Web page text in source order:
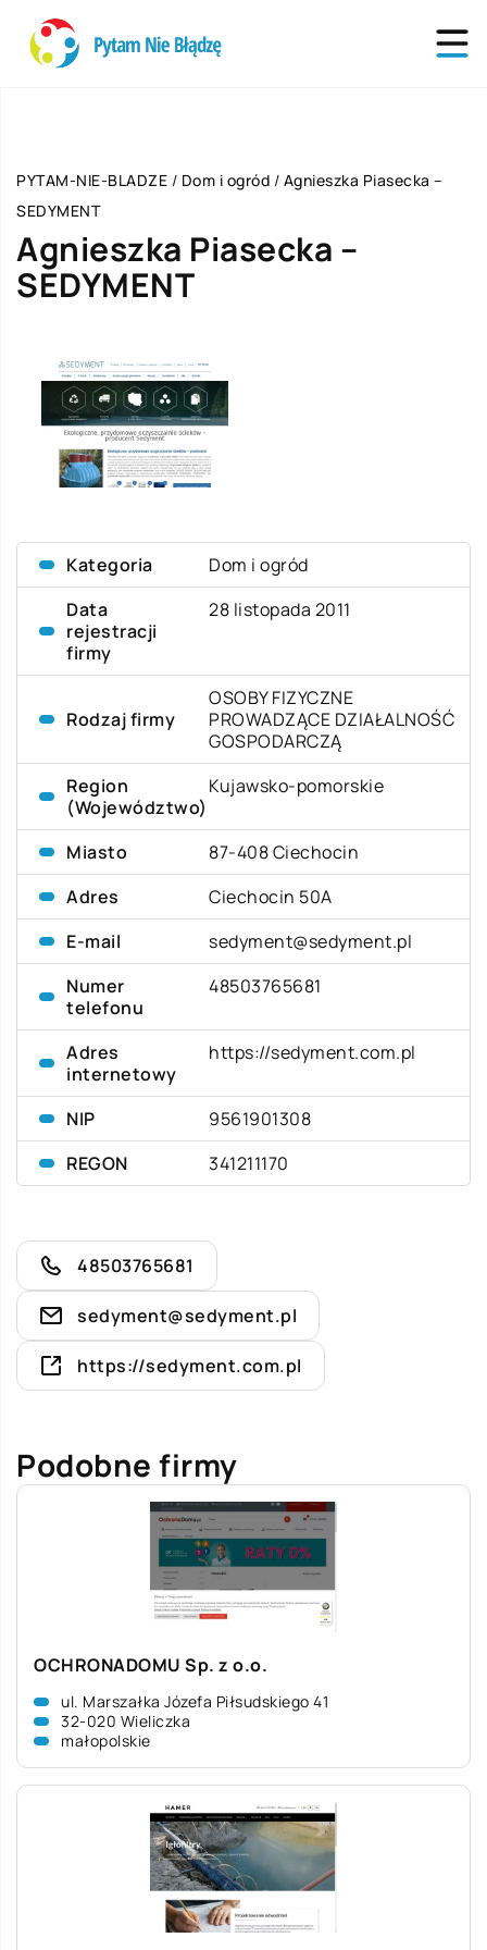
PYTAM-NIE-BLADZE / Dom i ogród / Agnieszka Piasecka –
SEDYMENT
Agnieszka Piasecka –
SEDYMENT
Kategoria
Dom i ogród
Data
rejestracji
firmy
28 listopada 2011
Rodzaj firmy
OSOBY FIZYCZNE
PROWADZĄCE DZIAŁALNOŚĆ
GOSPODARCZĄ
Region
(Województwo)
Kujawsko-pomorskie
Miasto
87-408 Ciechocin
Adres
Ciechocin 50A
E-mail
sedyment@sedyment.pl
Numer
telefonu
48503765681
Adres
internetowy
https://sedyment.com.pl
NIP
9561901308
REGON
341211170
48503765681
sedyment@sedyment.pl
https://sedyment.com.pl
Podobne firmy
OCHRONADOMU Sp. z o.o.
ul. Marszałka Józefa Piłsudskiego 41
32-020 Wieliczka
małopolskie